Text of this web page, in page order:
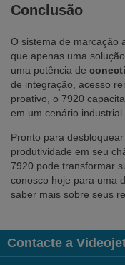
Conclusão
O sistema de marcação
que apenas uma
uma potência de
de integração, acesso
proativo, o 7920
em um cenário industrial
Pronto para
produtividade em seu
7920 pode transformar
conosco hoje para uma
saber mais sobre seus
Contacte a